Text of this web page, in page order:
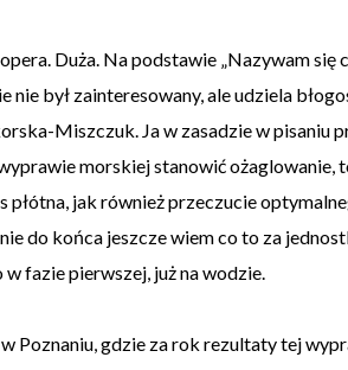
Duża. Na podstawie „Nazywam się
nie był zainteresowany, ale udziela
Miszczuk. Ja w zasadzie w pisaniu
morskiej stanowić ożaglowanie,
płótna, jak również przeczucie
nie do końca jeszcze wiem co to za
fazie pierwszej, już na wodzie.
Poznaniu, gdzie za rok rezultaty tej